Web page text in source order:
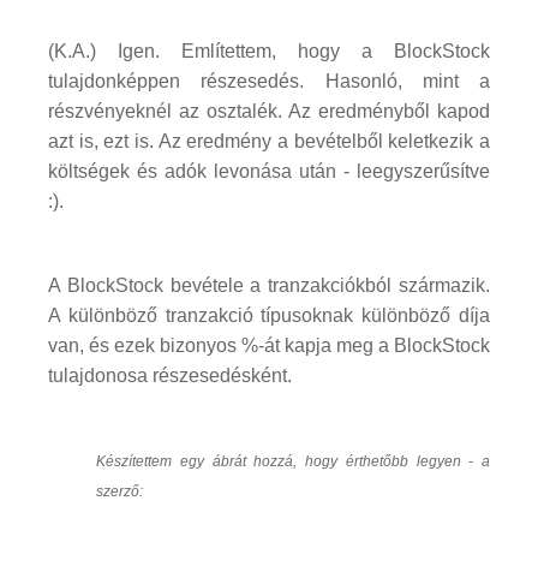
(K.A.) Igen. Említettem, hogy a BlockStock
tulajdonképpen részesedés. Hasonló, mint a
részvényeknél az osztalék. Az eredményből kapod
azt is, ezt is. Az eredmény a bevételből keletkezik a
költségek és adók levonása után - leegyszerűsítve
:).
A BlockStock bevétele a tranzakciókból származik.
A különböző tranzakció típusoknak különböző díja
van, és ezek bizonyos %-át kapja meg a BlockStock
tulajdonosa részesedésként.
Készítettem egy ábrát hozzá, hogy érthetőbb legyen - a
szerző: